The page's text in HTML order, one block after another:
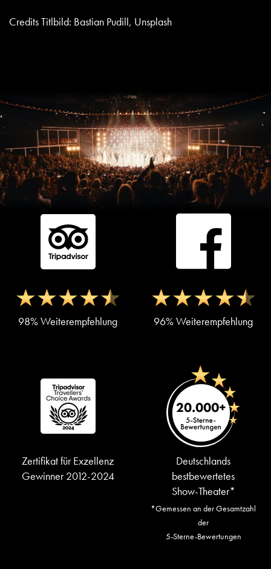
Credits Titlbild: Bastian Pudill, Unsplash
98% Weiterempfehlung 96% Weiterempfehlung
Zertifikat für Exzellenz
Gewinner 2012-2024
Deutschlands
bestbewertetes
Show-Theater*
*Gemessen an der Gesamtzahl
der
5-Sterne-Bewertungen